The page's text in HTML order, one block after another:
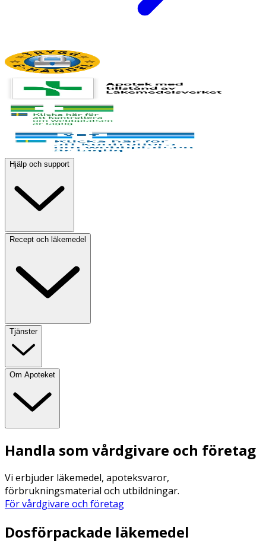
Hjälp och support
Recept och läkemedel
Tjänster
Om Apoteket
Handla som vårdgivare och företag
Vi erbjuder läkemedel, apoteksvaror,
förbrukningsmaterial och utbildningar.
För vårdgivare och företag
Dosförpackade läkemedel